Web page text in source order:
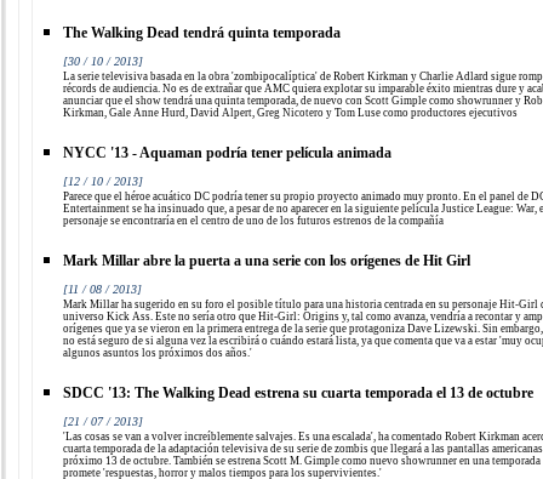
The Walking Dead tendrá quinta temporada
[30 / 10 / 2013]
La serie televisiva basada en la obra 'zombipocalíptica' de Robert Kirkman y Charlie Adlard sigue
récords de audiencia. No es de extrañar que AMC quiera explotar su imparable éxito mientras dure y
anunciar que el show tendrá una quinta temporada, de nuevo con Scott Gimple como showrunner y
Kirkman, Gale Anne Hurd, David Alpert, Greg Nicotero y Tom Luse como productores ejecutivos
NYCC '13 - Aquaman podría tener película animada
[12 / 10 / 2013]
Parece que el héroe acuático DC podría tener su propio proyecto animado muy pronto. En el panel de
Entertainment se ha insinuado que, a pesar de no aparecer en la siguiente película Justice League: War,
personaje se encontraría en el centro de uno de los futuros estrenos de la compañía
Mark Millar abre la puerta a una serie con los orígenes de Hit Girl
[11 / 08 / 2013]
Mark Millar ha sugerido en su foro el posible título para una historia centrada en su personaje Hit-Girl
universo Kick Ass. Este no sería otro que Hit-Girl: Origins y, tal como avanza, vendría a recontar y
orígenes que ya se vieron en la primera entrega de la serie que protagoniza Dave Lizewski. Sin
no está seguro de si alguna vez la escribirá o cuándo estará lista, ya que comenta que va a estar 'muy
algunos asuntos los próximos dos años.'
SDCC '13: The Walking Dead estrena su cuarta temporada el 13 de octubre
[21 / 07 / 2013]
'Las cosas se van a volver increíblemente salvajes. Es una escalada', ha comentado Robert Kirkman
cuarta temporada de la adaptación televisiva de su serie de zombis que llegará a las pantallas
próximo 13 de octubre. También se estrena Scott M. Gimple como nuevo showrunner en una temporada
promete 'respuestas, horror y malos tiempos para los supervivientes.'